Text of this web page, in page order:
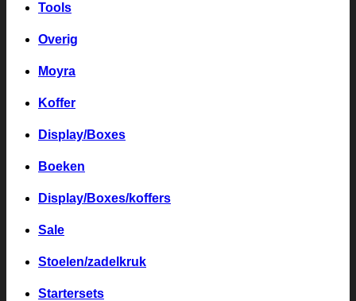
Tools
Overig
Moyra
Koffer
Display/Boxes
Boeken
Display/Boxes/koffers
Sale
Stoelen/zadelkruk
Startersets